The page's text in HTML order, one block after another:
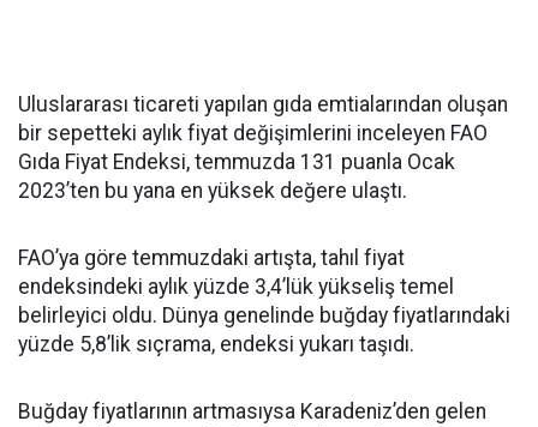
Uluslararası ticareti yapılan gıda emtialarından oluşan
bir sepetteki aylık fiyat değişimlerini inceleyen FAO
Gıda Fiyat Endeksi, temmuzda 131 puanla Ocak
2023’ten bu yana en yüksek değere ulaştı.
FAO’ya göre temmuzdaki artışta, tahıl fiyat
endeksindeki aylık yüzde 3,4’lük yükseliş temel
belirleyici oldu. Dünya genelinde buğday fiyatlarındaki
yüzde 5,8’lik sıçrama, endeksi yukarı taşıdı.
Buğday fiyatlarının artmasıysa Karadeniz’den gelen